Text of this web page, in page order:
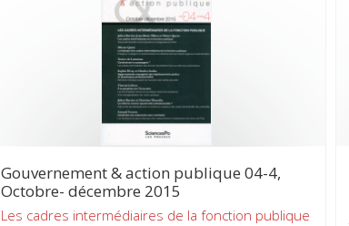
Gouvernement & action publique 04-4,
Octobre- décembre 2015
Les cadres intermédiaires de la fonction publique